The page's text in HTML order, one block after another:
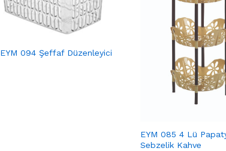
EYM 094 Şeffaf Düzenleyici
EYM 085 4 Lü
Sebzelik Kahve